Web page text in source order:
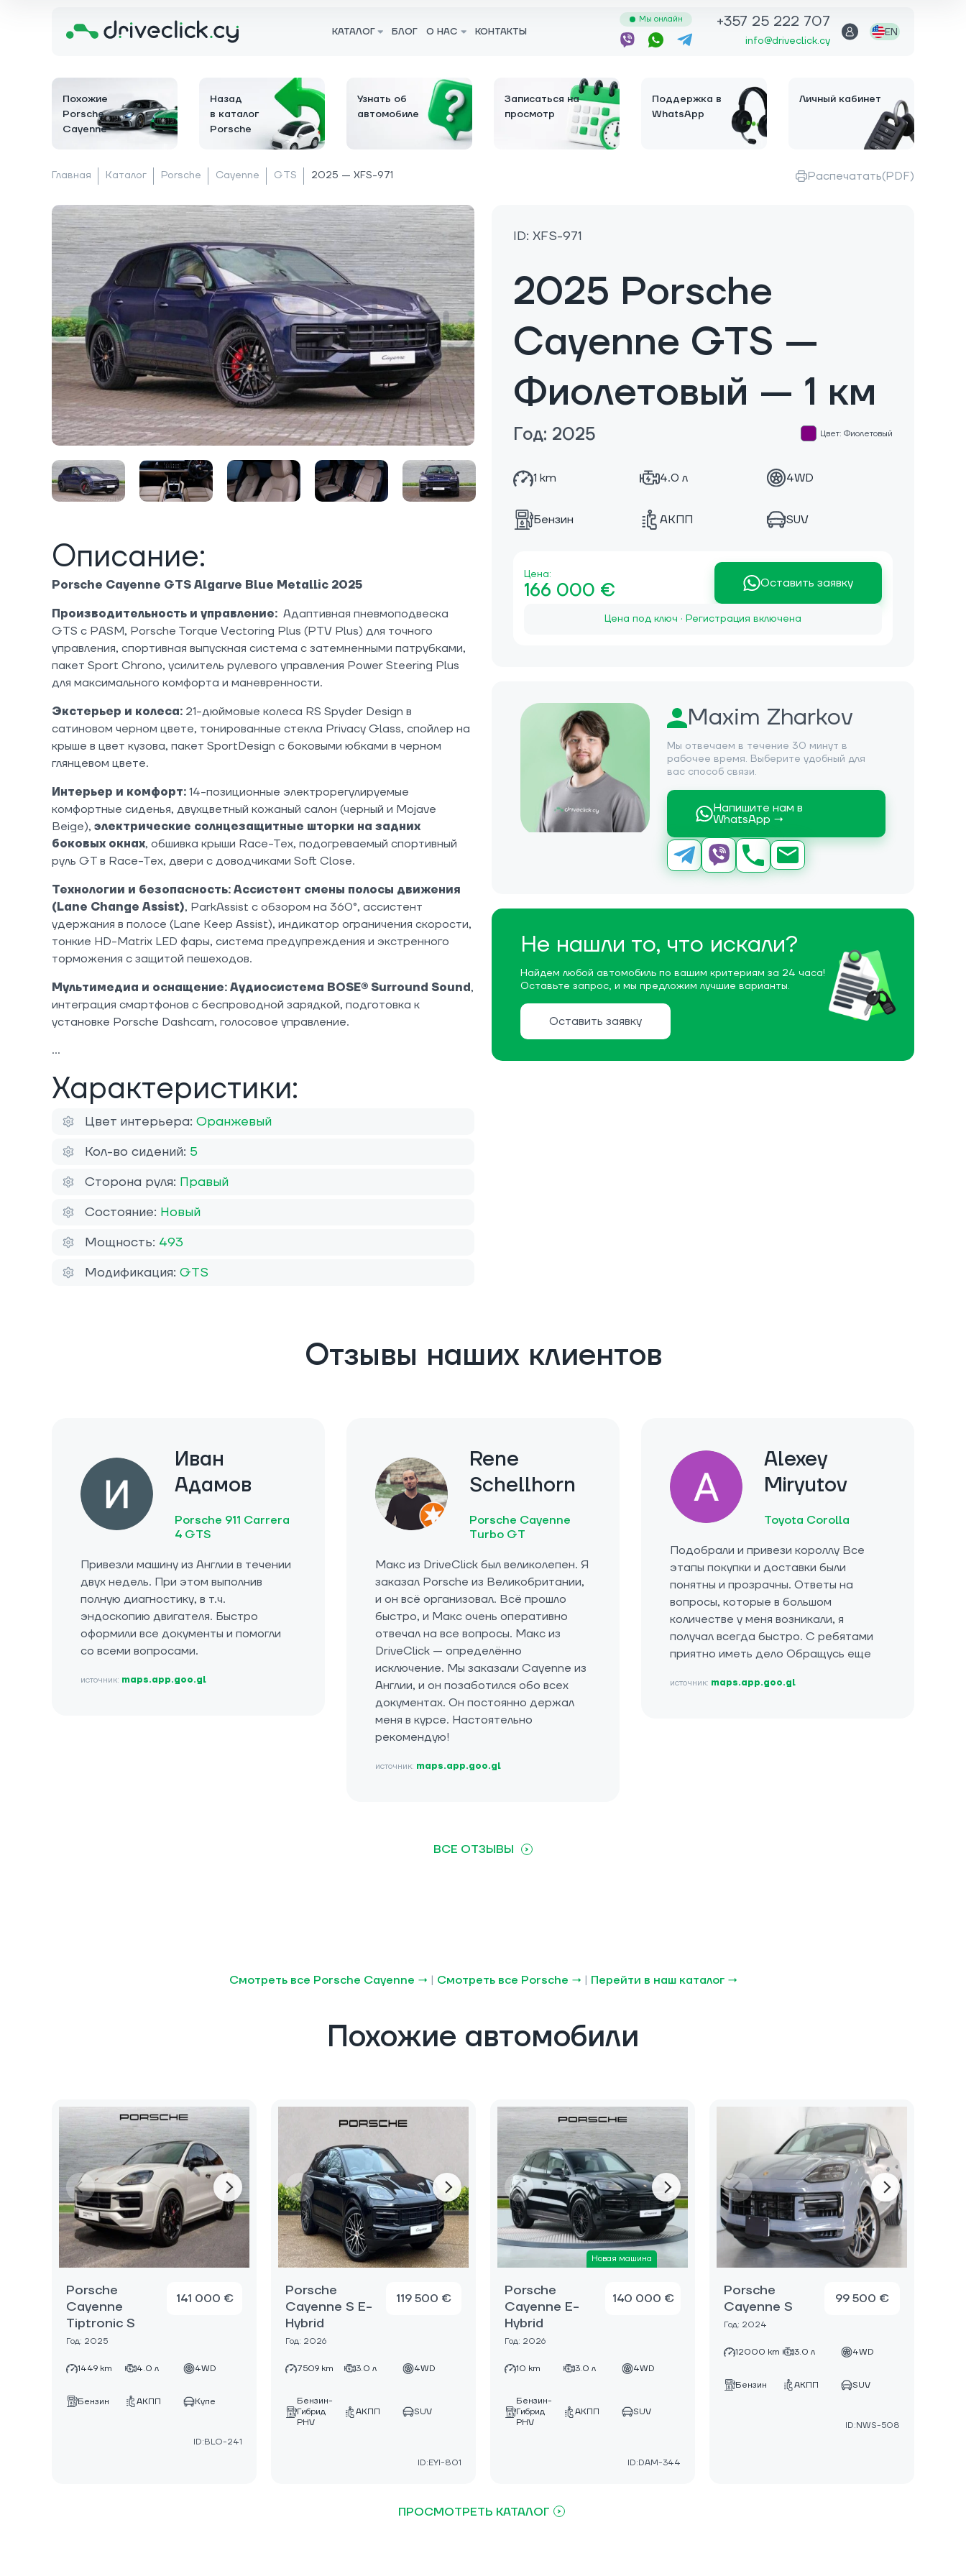
КАТАЛОГ БЛОГ О НАС КОНТАКТЫ
Мы онлайн +357 25 222 707
info@driveclick.cy
EN
Похожие
Porsche
Cayenne
Назад
в каталог
Porsche
Узнать об
автомобиле
Записаться на
просмотр
Поддержка в
WhatsApp
Личный кабинет
Главная Каталог Porsche Cayenne GTS 2025 — XFS-971 Распечатать(PDF)
ID: XFS-971
2025 Porsche
Cayenne GTS —
Фиолетовый — 1 км
Год: 2025 Цвет: Фиолетовый
1 km 4.0 л 4WD
Бензин АКПП SUV
Цена:
166 000 € Оставить заявку
Цена под ключ · Регистрация включена
Maxim Zharkov
Мы отвечаем в течение 30 минут в
рабочее время. Выберите удобный для
вас способ связи.
Напишите нам в
WhatsApp →
Не нашли то, что искали?
Найдем любой автомобиль по вашим критериям за 24 часа!
Оставьте запрос, и мы предложим лучшие варианты.
Оставить заявку
Описание:
Porsche Cayenne GTS Algarve Blue Metallic 2025
Производительность и управление: Адаптивная пневмоподвеска
GTS с PASM, Porsche Torque Vectoring Plus (PTV Plus) для точного
управления, спортивная выпускная система с затемненными патрубками,
пакет Sport Chrono, усилитель рулевого управления Power Steering Plus
для максимального комфорта и маневренности.
Экстерьер и колеса: 21-дюймовые колеса RS Spyder Design в
сатиновом черном цвете, тонированные стекла Privacy Glass, спойлер на
крыше в цвет кузова, пакет SportDesign с боковыми юбками в черном
глянцевом цвете.
Интерьер и комфорт: 14-позиционные электрорегулируемые
комфортные сиденья, двухцветный кожаный салон (черный и Mojave
Beige), электрические солнцезащитные шторки на задних
боковых окнах, обшивка крыши Race-Tex, подогреваемый спортивный
руль GT в Race-Tex, двери с доводчиками Soft Close.
Технологии и безопасность: Ассистент смены полосы движения
(Lane Change Assist), ParkAssist с обзором на 360°, ассистент
удержания в полосе (Lane Keep Assist), индикатор ограничения скорости,
тонкие HD-Matrix LED фары, система предупреждения и экстренного
торможения с защитой пешеходов.
Мультимедиа и оснащение: Аудиосистема BOSE® Surround Sound,
интеграция смартфонов с беспроводной зарядкой, подготовка к
установке Porsche Dashcam, голосовое управление.
Характеристики:
Цвет интерьера: Оранжевый
Кол-во сидений: 5
Сторона руля: Правый
Состояние: Новый
Мощность: 493
Модификация: GTS
Отзывы наших клиентов
Иван
Адамов
Porsche 911 Carrera
4 GTS
Привезли машину из Англии в течении
двух недель. При этом выполнив
полную диагностику, в т.ч.
эндоскопию двигателя. Быстро
оформили все документы и помогли
со всеми вопросами.
источник: maps.app.goo.gl
Rene
Schellhorn
Porsche Cayenne
Turbo GT
Макс из DriveClick был великолепен. Я
заказал Porsche из Великобритании,
и он всё организовал. Всё прошло
быстро, и Макс очень оперативно
отвечал на все вопросы. Макс из
DriveClick — определённо
исключение. Мы заказали Cayenne из
Англии, и он позаботился обо всех
документах. Он постоянно держал
меня в курсе. Настоятельно
рекомендую!
источник: maps.app.goo.gl
Alexey
Miryutov
Toyota Corolla
Подобрали и привези короллу Все
этапы покупки и доставки были
понятны и прозрачны. Ответы на
вопросы, которые в большом
количестве у меня возникали, я
получал всегда быстро. С ребятами
приятно иметь дело Обращусь еще
источник: maps.app.goo.gl
ВСЕ ОТЗЫВЫ
Смотреть все Porsche Cayenne → | Смотреть все Porsche → | Перейти в наш каталог →
Похожие автомобили
Porsche
Cayenne
Tiptronic S
Год: 2025
141 000 €
1449 km 4.0 л 4WD
Бензин АКПП Купе
ID:BLO-241
Porsche
Cayenne S E-
Hybrid
Год: 2026
119 500 €
7509 km 3.0 л 4WD
Бензин-
Гибрид
PHV
АКПП SUV
ID:EYI-801
Новая машина
Porsche
Cayenne E-
Hybrid
Год: 2026
140 000 €
10 km 3.0 л 4WD
Бензин-
Гибрид
PHV
АКПП SUV
ID:DAM-344
Porsche
Cayenne S
Год: 2024
99 500 €
12000 km 3.0 л 4WD
Бензин АКПП SUV
ID:NWS-508
ПРОСМОТРЕТЬ КАТАЛОГ